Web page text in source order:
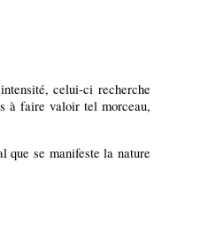
celui-ci recherche
à faire valoir tel morceau,
que se manifeste la nature